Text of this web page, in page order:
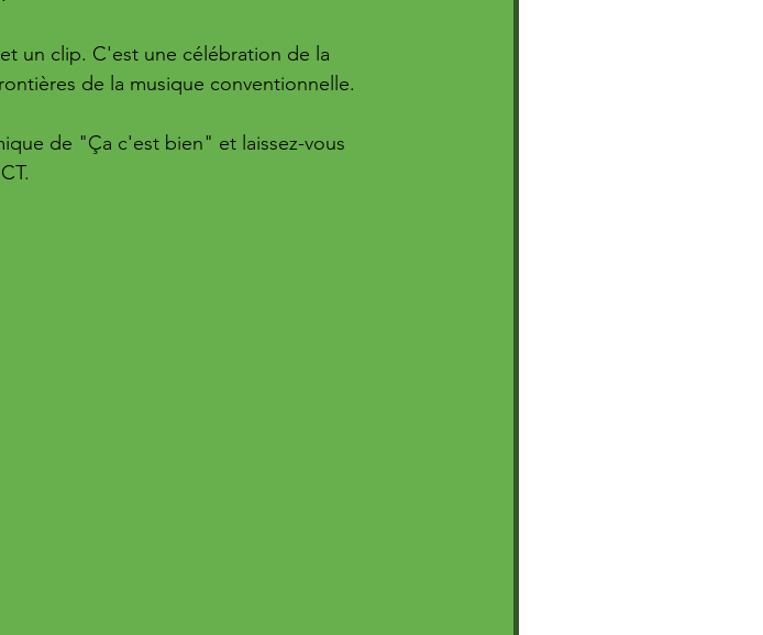
un clip. C'est une célébration de la
de la musique conventionnelle.
de "Ça c'est bien" et laissez-vous